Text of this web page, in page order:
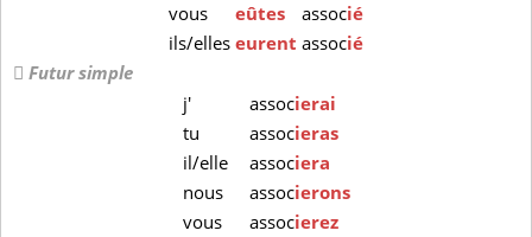
vous
eûtes associé
ils/elleseurent associé
Futur simple
j'
associerai
tu
associeras
il/elle
associera
nous
associerons
vous
associerez